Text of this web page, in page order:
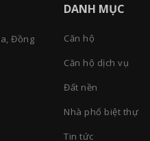
Đồng
DANH MỤC
Căn hộ
Căn hộ dịch vụ
Đất nền
Nhà phố biệt thự
Tin tức